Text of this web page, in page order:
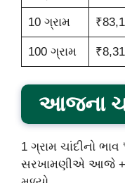
10 ગ્રામ
100 ગ્રામ
આજના
1 ગ્રામ ચાંદીનો
સરખામણીએ આજે +